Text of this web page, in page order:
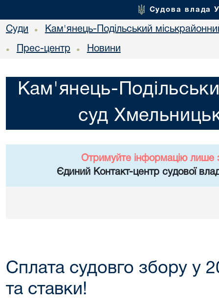
Судова влада
Суди • Кам'янець-Подільський
• Прес-центр • Новини
Кам'янець-
суд
Отримуйте інформацію лише
Єдиний Контакт-центр судової
Сплата судовго збору у
та ставки!